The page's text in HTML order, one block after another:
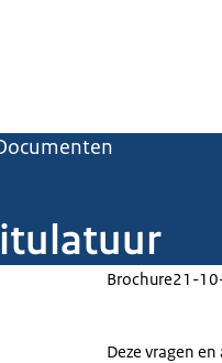
Brochure21-
Deze vragen